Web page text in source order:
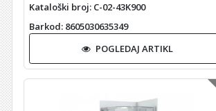
Kataloški broj: C-02-43K900
Barkod: 8605030635349
POGLEDAJ ARTIKL